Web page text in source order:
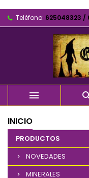
Teléfono: 625048323 /

INICIO
PRODUCTOS
NOVEDADES
MINERALES